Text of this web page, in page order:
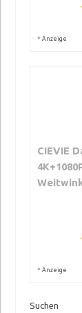
* Anzeige
CIEVIE
* Anzeige
Suchen